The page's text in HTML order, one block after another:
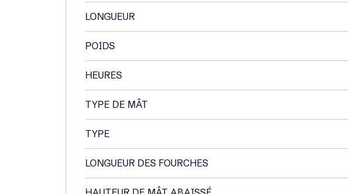
LONGUEUR
POIDS
HEURES
TYPE DE MÂT
TYPE
LONGUEUR DES FOURCHES